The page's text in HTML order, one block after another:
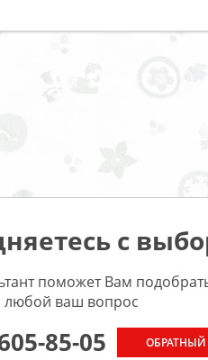
с
поможет Вам
любой ваш вопрос
85-05